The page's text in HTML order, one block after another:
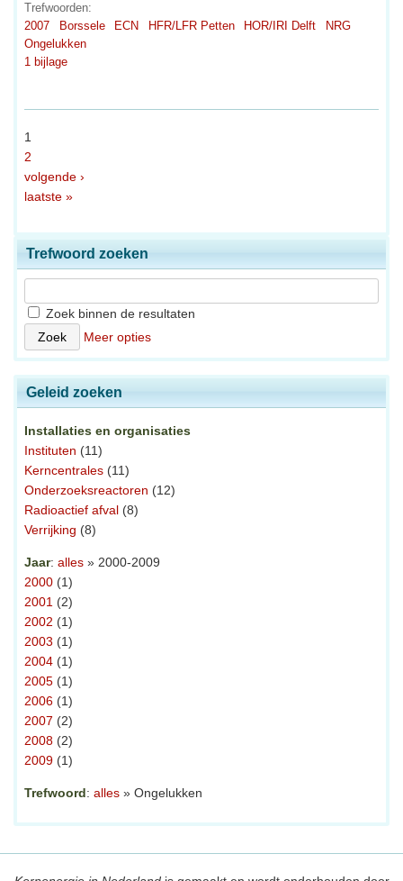
Trefwoorden:
2007
Borssele ECN HFR/LFR Petten HOR/IRI Delft
NRG
Ongelukken
1 bijlage
1
2
volgende ›
laatste »
Trefwoord zoeken
Zoek binnen de resultaten
Meer opties
Geleid zoeken
Installaties en organisaties
Instituten (11)
Kerncentrales (11)
Onderzoeksreactoren (12)
Radioactief afval (8)
Verrijking (8)
Jaar: alles » 2000-2009
2000 (1)
2001 (2)
2002 (1)
2003 (1)
2004 (1)
2005 (1)
2006 (1)
2007 (2)
2008 (2)
2009 (1)
Trefwoord: alles » Ongelukken